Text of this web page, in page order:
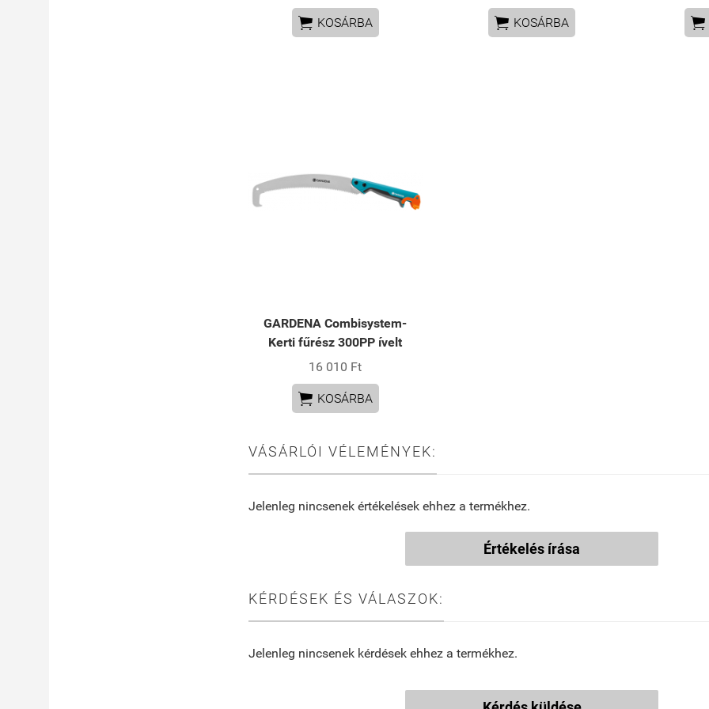
 KOSÁRBA  KOSÁRBA 
GARDENA Combisystem-
Kerti fűrész 300PP ívelt
16 010 Ft
 KOSÁRBA
VÁSÁRLÓI VÉLEMÉNYEK:
Jelenleg nincsenek értékelések ehhez a termékhez.
Értékelés írása
KÉRDÉSEK ÉS VÁLASZOK:
Jelenleg nincsenek kérdések ehhez a termékhez.